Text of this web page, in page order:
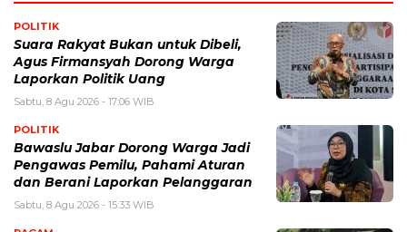
POLITIK
Suara Rakyat Bukan untuk Dibeli,
Agus Firmansyah Dorong Warga
Laporkan Politik Uang
Sabtu, 8 Agu 2026 - 17:06 WIB
POLITIK
Bawaslu Jabar Dorong Warga Jadi
Pengawas Pemilu, Pahami Aturan
dan Berani Laporkan Pelanggaran
Sabtu, 8 Agu 2026 - 15:33 WIB